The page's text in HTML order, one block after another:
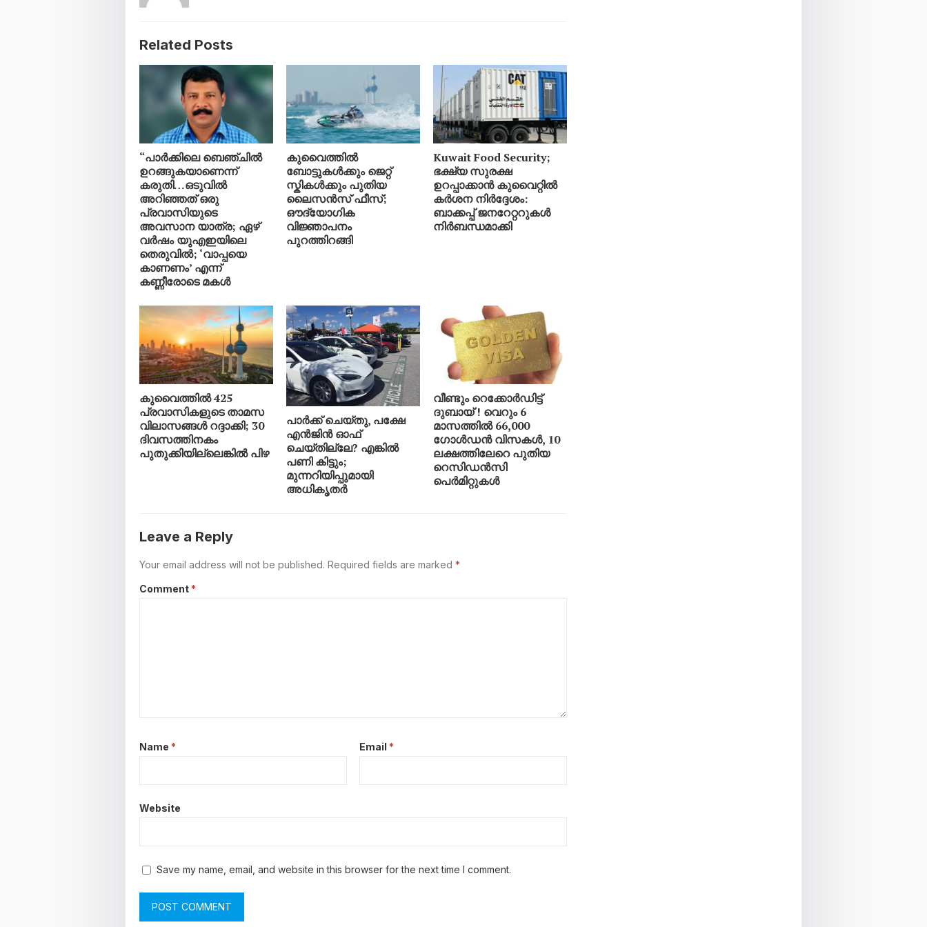
Related Posts
“പാർക്കിലെ ബെഞ്ചിൽ
ഉറങ്ങുകയാണെന്ന്
കരുതി…ഒടുവിൽ
അറിഞ്ഞത് ഒരു
പ്രവാസിയുടെ
അവസാന യാത്ര; ഏഴ്
വർഷം യുഎഇയിലെ
തെരുവിൽ; ‘വാപ്പയെ
കാണണം’ എന്ന്
കണ്ണീരോടെ മകൾ
കുവൈത്തിൽ
ബോട്ടുകൾക്കും ജെറ്റ്
സ്കികൾക്കും പുതിയ
ലൈസൻസ് ഫീസ്;
ഔദ്യോഗിക
വിജ്ഞാപനം
പുറത്തിറങ്ങി
Kuwait Food Security;
ഭക്ഷ്യ സുരക്ഷ
ഉറപ്പാക്കാൻ കുവൈറ്റിൽ
കർശന നിർദ്ദേശം:
ബാക്കപ്പ് ജനറേറ്ററുകൾ
നിർബന്ധമാക്കി
കുവൈത്തിൽ 425
പ്രവാസികളുടെ താമസ
വിലാസങ്ങൾ റദ്ദാക്കി; 30
ദിവസത്തിനകം
പുതുക്കിയില്ലെങ്കിൽ പിഴ
പാർക്ക് ചെയ്തു, പക്ഷേ
എൻജിൻ ഓഫ്
ചെയ്തില്ലേ? എങ്കിൽ
പണി കിട്ടും;
മുന്നറിയിപ്പുമായി
അധികൃതർ
വീണ്ടും റെക്കോർഡിട്ട്
ദുബായ് ! വെറും 6
മാസത്തിൽ 66,000
ഗോൾഡൻ വിസകൾ, 10
ലക്ഷത്തിലേറെ പുതിയ
റെസിഡൻസി
പെർമിറ്റുകൾ
Leave a Reply
Your email address will not be published. Required fields are marked *
Comment *
Name * Email *
Website
Save my name, email, and website in this browser for the next time I comment.